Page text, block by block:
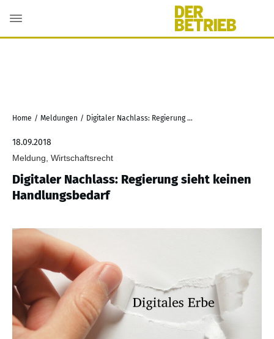
Home / Meldungen / Digitaler Nachlass: Regierung sieht keinen Handlungsbedarf
18.09.2018
Meldung, Wirtschaftsrecht
Digitaler Nachlass: Regierung sieht keinen
Handlungsbedarf